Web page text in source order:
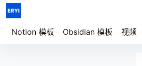
Notion 模板 Obsidian 模板 视频
笔记、任务、项目与人生